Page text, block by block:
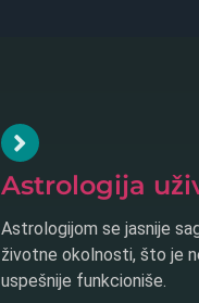
Astrologija
Astrologijom se jasnije
životne okolnosti, što je
uspešnije funkcioniše.